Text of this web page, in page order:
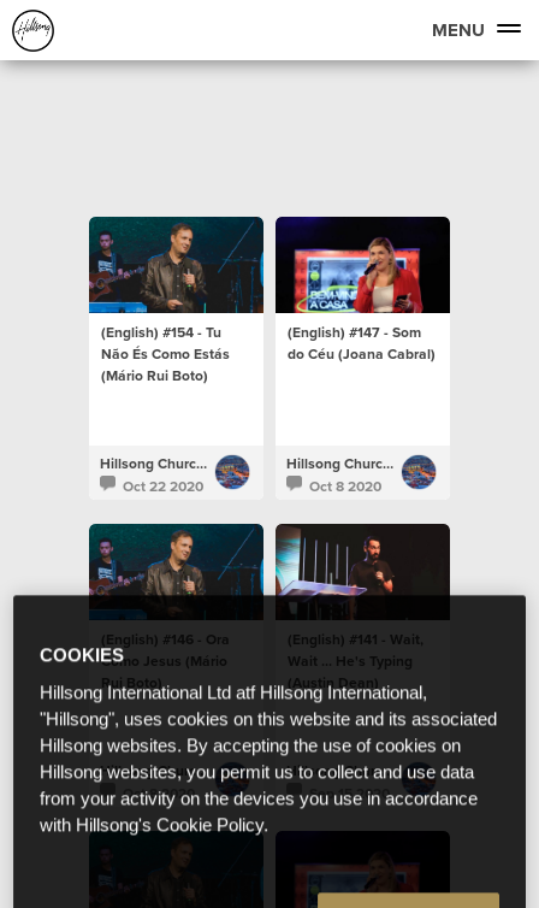
MENU
(English) #154 - Tu
Não És Como Estás
(Mário Rui Boto)
Hillsong Church Portugal
Oct 22 2020
(English) #147 - Som
do Céu (Joana Cabral)
Hillsong Church Portugal
Oct 8 2020
(English) #146 - Ora
Como Jesus (Mário
Rui Boto)
Hillsong Church Portugal
Oct 8 2020
(English) #141 - Wait,
Wait ... He's Typing
(Austin Dean)
Hillsong Church Portugal
Sep 15 2020
COOKIES
Hillsong International Ltd atf Hillsong International,
"Hillsong", uses cookies on this website and its associated
Hillsong websites. By accepting the use of cookies on
Hillsong websites, you permit us to collect and use data
from your activity on the devices you use in accordance
with Hillsong's Cookie Policy.